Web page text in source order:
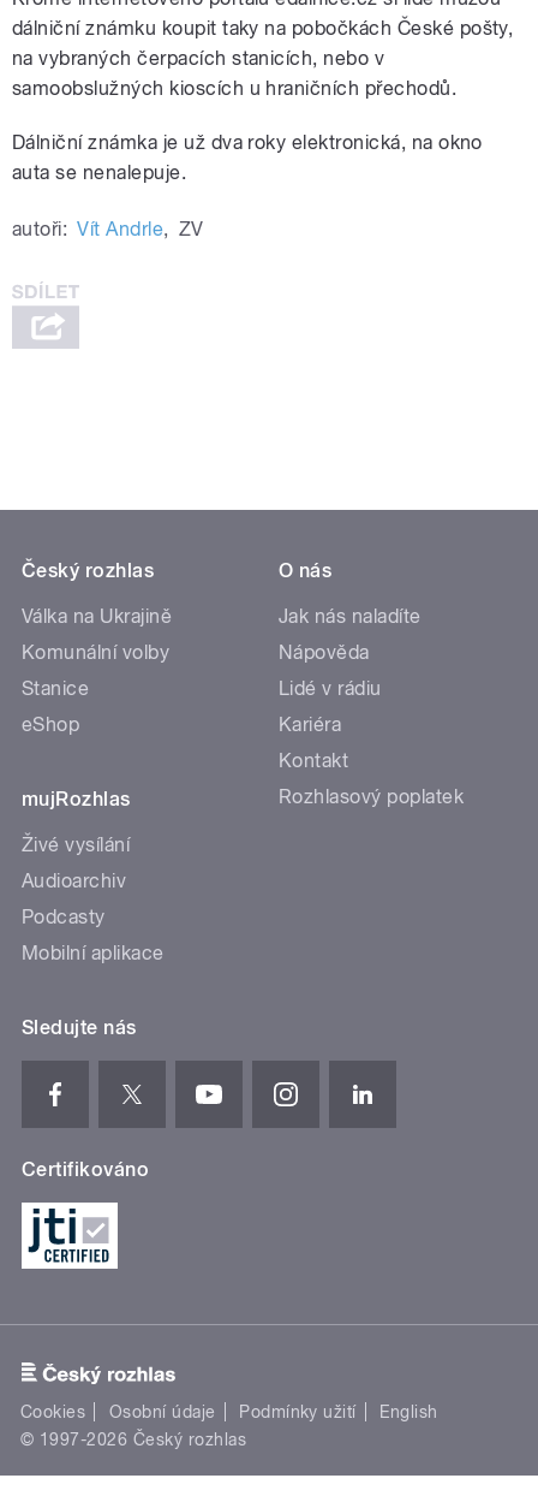
dálniční známku koupit taky na pobočkách České pošty,
na vybraných čerpacích stanicích, nebo v
samoobslužných kioscích u hraničních přechodů.
Dálniční známka je už dva roky elektronická, na okno
auta se nenalepuje.
autoři: Vít Andrle, ZV
Český rozhlas
Válka na Ukrajině
Komunální volby
Stanice
eShop
mujRozhlas
Živé vysílání
Audioarchiv
Podcasty
Mobilní aplikace
O nás
Jak nás naladíte
Nápověda
Lidé v rádiu
Kariéra
Kontakt
Rozhlasový poplatek
Sledujte nás
Certifikováno
Cookies Osobní údaje Podmínky užití
English
© 1997-2026 Český rozhlas